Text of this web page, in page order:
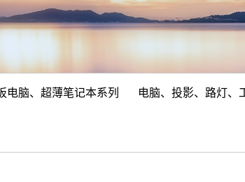
电脑、超薄笔记本系列 电脑、投影、路灯、